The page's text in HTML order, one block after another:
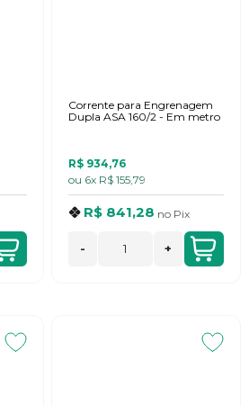
Corrente para Engrenagem
Dupla ASA 160/2 - Em metro
R$ 934,76
ou 6x R$ 155,79
R$ 841,28 no Pix
- +